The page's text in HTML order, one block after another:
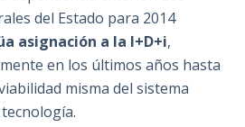
del Estado para 2014
asignación a la I+D+i,
en los últimos años hasta
misma del sistema